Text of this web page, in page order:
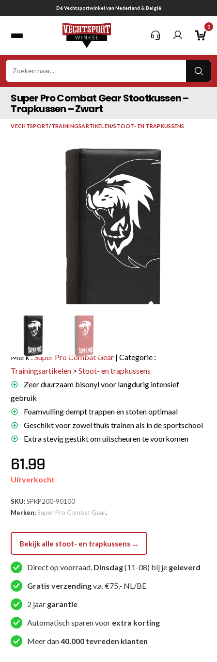
naar
Gratis verzending vanaf € 75,-
0
Super Pro Combat Gear Stootkussen –
Trapkussen – Zwart
VECHTSPORT/TRAININGSARTIKELEN/STOOT- EN TRAPKUSSENS
Merk :Super Pro Combat Gear | Categorie :
Trainingsartikelen >Stoot- en trapkussens
Zeer duurzaam bisonyl voor langdurig intensief
gebruik
Foamvulling dempt trappen en stoten optimaal
Geschikt voor zowel thuis trainen als in de sportschool
Extra stevig gestikt om uitscheuren te voorkomen
61.99
Uitverkocht
SKU:SPKP200-90100
Merken:Super Pro Combat Gear.
Bekijk alle stoot- en trapkussens →
Direct op voorraad, Dinsdag(11-08) bij je geleverd
Gratis verzendingv.a. €75,- NL/BE
2 jaar garantie
Automatisch sparen voor extra korting
Meer dan40.000 tevreden klanten